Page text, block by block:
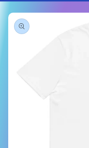
Passa alle
informazioni
sul prodotto